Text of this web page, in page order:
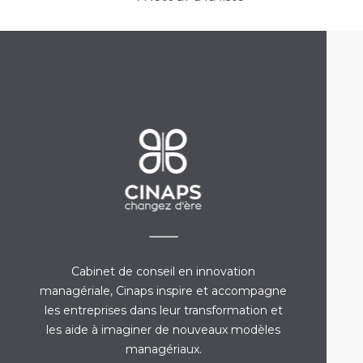
Cabinet de conseil en innovation
managériale, Cinaps inspire et accompagne
les entreprises dans leur transformation et
les aide à imaginer de nouveaux modèles
managériaux.